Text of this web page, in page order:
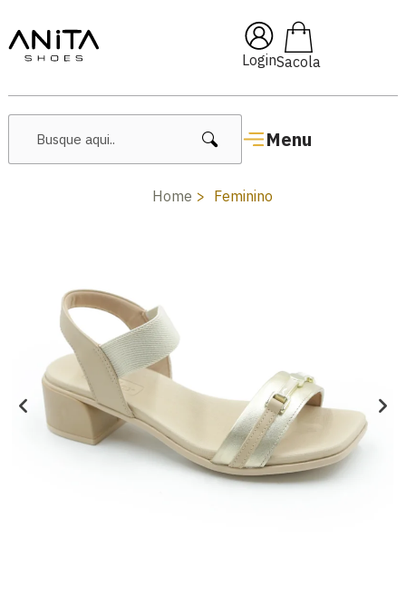
Login
Menu
🔥 Lançamentos Femininos
Home Feminino